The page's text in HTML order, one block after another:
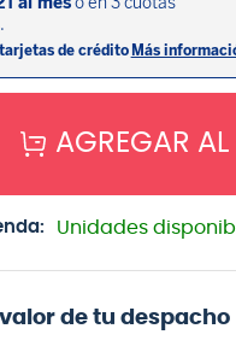
AGREGAR
Unidades
de tu despacho